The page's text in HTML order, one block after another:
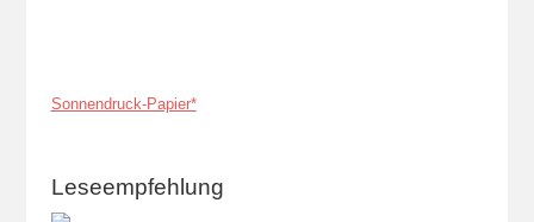
Sonnendruck-Papier*
Leseempfehlung